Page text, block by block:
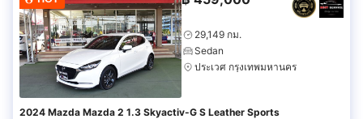
29,149 กม.
Sedan
ประเวศ กรุงเทพมหานคร
2024 Mazda Mazda 2 1.3 Skyactiv-G S Leather Sports